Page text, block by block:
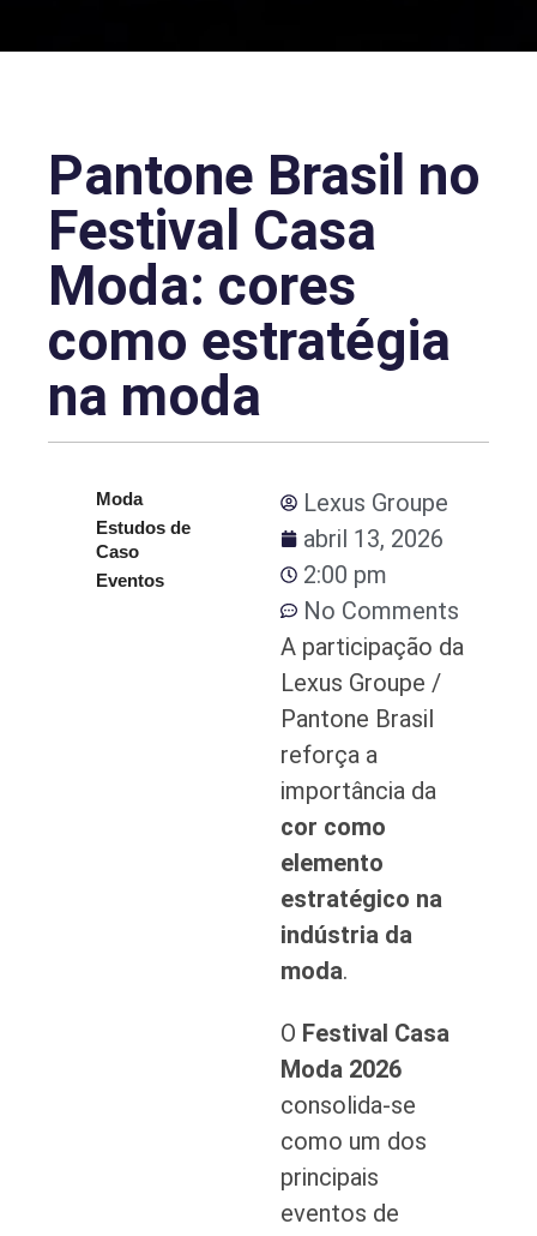
Pantone Brasil no
Festival Casa
Moda: cores
como estratégia
na moda
Moda
Estudos de
Caso
Eventos
Lexus Groupe
abril 13, 2026
2:00 pm
No Comments
A participação da
Lexus Groupe /
Pantone Brasil
reforça a
importância da
cor como
elemento
estratégico na
indústria da
moda.
O Festival Casa
Moda 2026
consolida-se
como um dos
principais
eventos de